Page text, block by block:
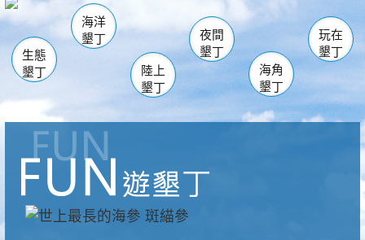
南仁湖
海生館
恆春 佳樂水
龍鑾潭自然中心 森林遊樂區
瓊麻館
關山 墾管處遊客中心
社頂公園 風吹沙
船帆石
白砂 龍磐公園
香蕉灣
砂島
鵝鑾鼻
生態
墾丁
海洋
墾丁
陸上
墾丁
夜間
墾丁
海角
墾丁
玩在
墾丁